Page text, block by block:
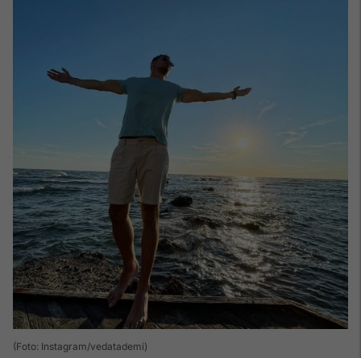
(Foto: Instagram/vedatademi)